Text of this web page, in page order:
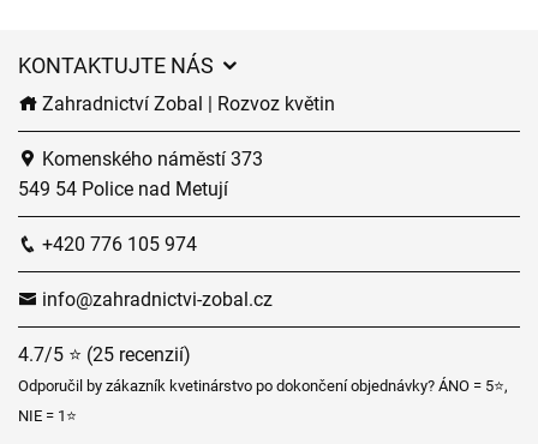
KONTAKTUJTE NÁS
Zahradnictví Zobal | Rozvoz květin
Komenského náměstí 373
549 54 Police nad Metují
+420 776 105 974
info@zahradnictvi-zobal.cz
4.7/5 ⭐ (25 recenzií)
Odporučil by zákazník kvetinárstvo po dokončení objednávky? ÁNO = 5⭐,
NIE = 1⭐